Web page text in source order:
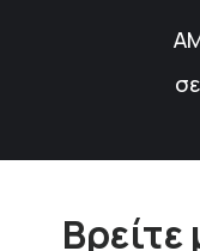
Βρείτε